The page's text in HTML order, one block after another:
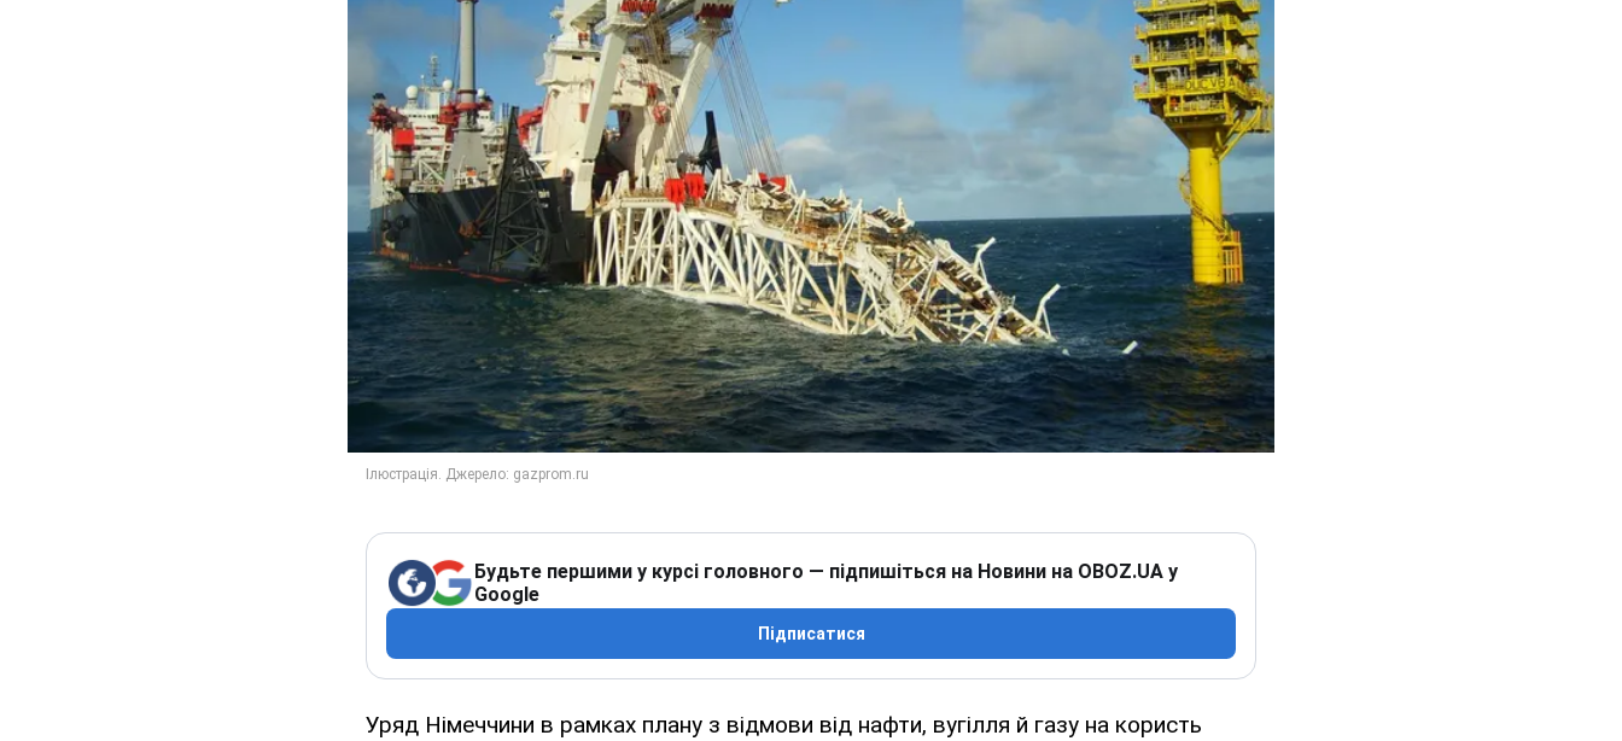
Будьте першими у курсі головного — підпишіться на Новини на OBOZ.UA у
Google
Підписатися
Уряд Німеччини в рамках плану з відмови від нафти, вугілля й газу на користь